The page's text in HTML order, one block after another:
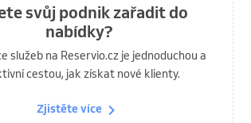
svůj podnik zařadit do
nabídky?
služeb na Reservio.cz je jednoduchou a
cestou, jak získat nové klienty.
Zjistěte více